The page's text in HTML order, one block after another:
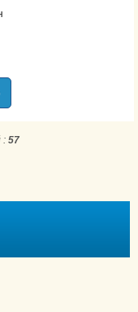
: 57